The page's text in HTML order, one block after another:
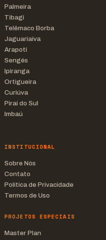
Palmeira
Tibagi
Telêmaco Borba
Jaguariaíva
Arapoti
Sengés
Ipiranga
Ortigueira
Curiúva
Piraí do Sul
Imbaú
INSTITUCIONAL
Sobre Nós
Contato
Política de Privacidade
Termos de Uso
PROJETOS ESPECIAIS
Master Plan